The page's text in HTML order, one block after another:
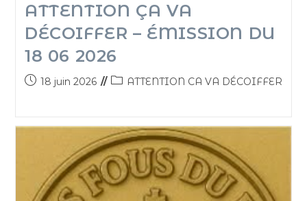
ATTENTION ÇA VA
DÉCOIFFER – ÉMISSION DU
18 06 2026
18 juin 2026 ATTENTION CA VA DÉCOIFFER